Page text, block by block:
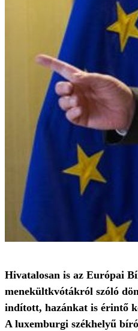
Hivatalosan is az Európai
menekültkvótákról szóló
indított, hazánkat is érintő
A luxemburgi székhelyű